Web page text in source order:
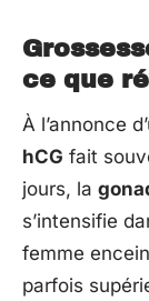
ce que
À l’annonce
hCG fait
jours, la
s’intensifie
femme
parfois